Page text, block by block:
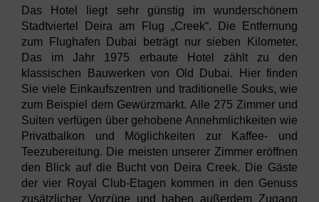
Das Hotel liegt sehr günstig im wunderschönem
Stadtviertel Deira am Flug „Creek“. Die Entfernung
zum Flughafen Dubai beträgt nur sieben Kilometer.
Das im Jahr 1975 erbaute Hotel zählt zu den
klassischen Bauwerken von Old Dubai. Hier finden
Sie viele Einkaufszentren und traditionelle Souks, wie
zum Beispiel dem Gewürzmarkt. Alle 275 Zimmer und
Suiten verfügen über gehobene Annehmlichkeiten wie
Privatbalkon und Möglichkeiten zur Kaffee- und
Teezubereitung. Die meisten unserer Zimmer eröffnen
den Blick auf die Bucht von Deira Creek. Die Gäste
der vier Royal Club-Etagen kommen in den Genuss
zusätzlicher Vorzüge und haben außerdem Zugang